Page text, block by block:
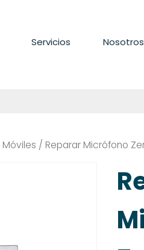
Servicios Nosotros
/ Reparar Micrófono